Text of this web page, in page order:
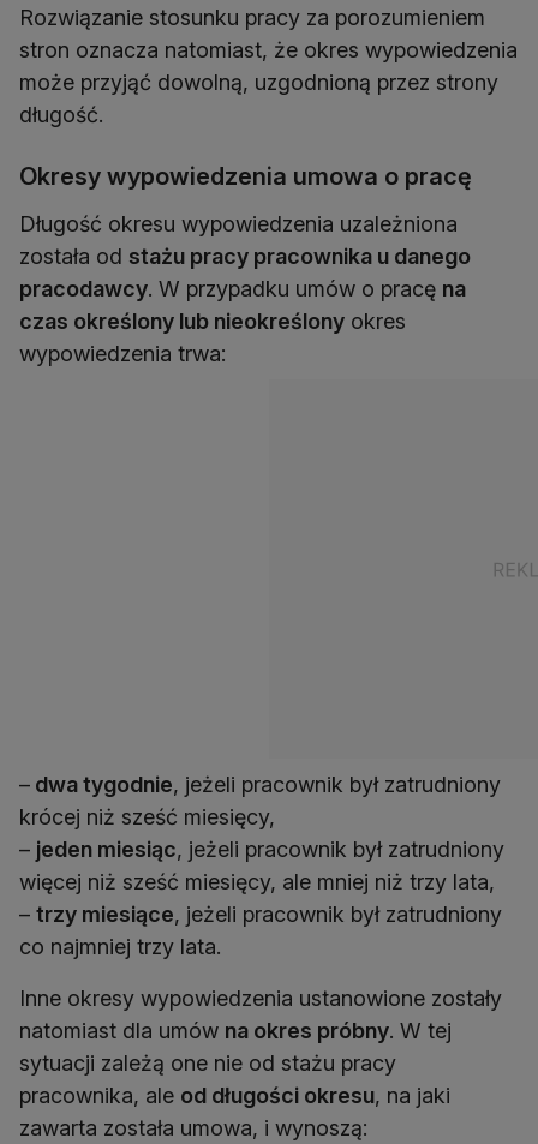
Rozwiązanie stosunku pracy za porozumieniem
stron oznacza natomiast, że okres wypowiedzenia
może przyjąć dowolną, uzgodnioną przez strony
długość.
Okresy wypowiedzenia umowa o pracę
Długość okresu wypowiedzenia uzależniona
została od stażu pracy pracownika u danego
pracodawcy. W przypadku umów o pracę na
czas określony lub nieokreślony okres
wypowiedzenia trwa:
– dwa tygodnie, jeżeli pracownik był zatrudniony
krócej niż sześć miesięcy,
– jeden miesiąc, jeżeli pracownik był zatrudniony
więcej niż sześć miesięcy, ale mniej niż trzy lata,
– trzy miesiące, jeżeli pracownik był zatrudniony
co najmniej trzy lata.
Inne okresy wypowiedzenia ustanowione zostały
natomiast dla umów na okres próbny. W tej
sytuacji zależą one nie od stażu pracy
pracownika, ale od długości okresu, na jaki
zawarta została umowa, i wynoszą: